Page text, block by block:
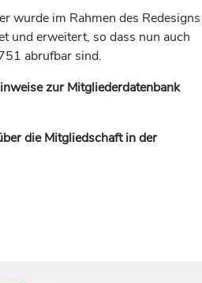
wurde im Rahmen des Redesigns
und erweitert, so dass nun auch
abrufbar sind.
zur Mitgliederdatenbank
die Mitgliedschaft in der